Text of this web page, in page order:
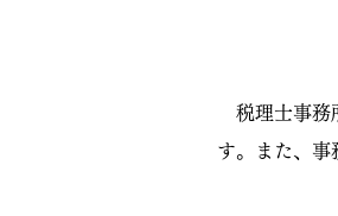
税理士事務
す。また、事